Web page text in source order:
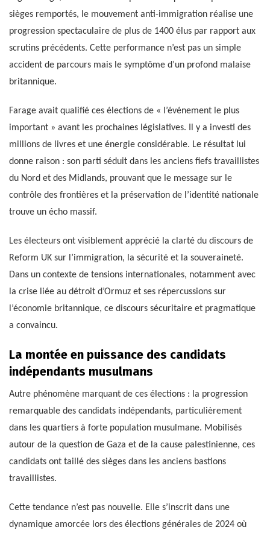
sièges remportés, le mouvement anti-immigration réalise une
progression spectaculaire de plus de 1400 élus par rapport aux
scrutins précédents. Cette performance n’est pas un simple
accident de parcours mais le symptôme d’un profond malaise
britannique.
Farage avait qualifié ces élections de « l’événement le plus
important » avant les prochaines législatives. Il y a investi des
millions de livres et une énergie considérable. Le résultat lui
donne raison : son parti séduit dans les anciens fiefs travaillistes
du Nord et des Midlands, prouvant que le message sur le
contrôle des frontières et la préservation de l’identité nationale
trouve un écho massif.
Les électeurs ont visiblement apprécié la clarté du discours de
Reform UK sur l’immigration, la sécurité et la souveraineté.
Dans un contexte de tensions internationales, notamment avec
la crise liée au détroit d’Ormuz et ses répercussions sur
l’économie britannique, ce discours sécuritaire et pragmatique
a convaincu.
La montée en puissance des candidats
indépendants musulmans
Autre phénomène marquant de ces élections : la progression
remarquable des candidats indépendants, particulièrement
dans les quartiers à forte population musulmane. Mobilisés
autour de la question de Gaza et de la cause palestinienne, ces
candidats ont taillé des sièges dans les anciens bastions
travaillistes.
Cette tendance n’est pas nouvelle. Elle s’inscrit dans une
dynamique amorcée lors des élections générales de 2024 où